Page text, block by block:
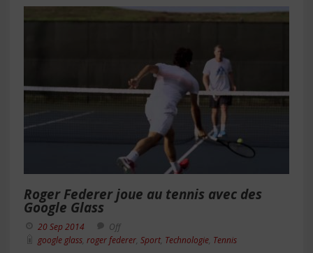
Roger Federer joue au tennis avec des
Google Glass
20 Sep 2014
Off
google glass roger federer Sport Technologie Tennis